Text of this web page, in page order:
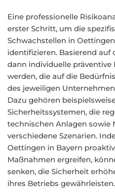
Eine professionelle
erster Schritt, um die
Schwachstellen in
identifizieren. Basierend auf
dann individuelle
werden, die auf die
des jeweiligen
Dazu gehören
Sicherheitssystemen, die
technischen Anlagen sowie
verschiedene Szenarien.
Oettingen in Bayern
Maßnahmen ergreifen,
senken, die Sicherheit
ihres Betriebs gewährleisten.